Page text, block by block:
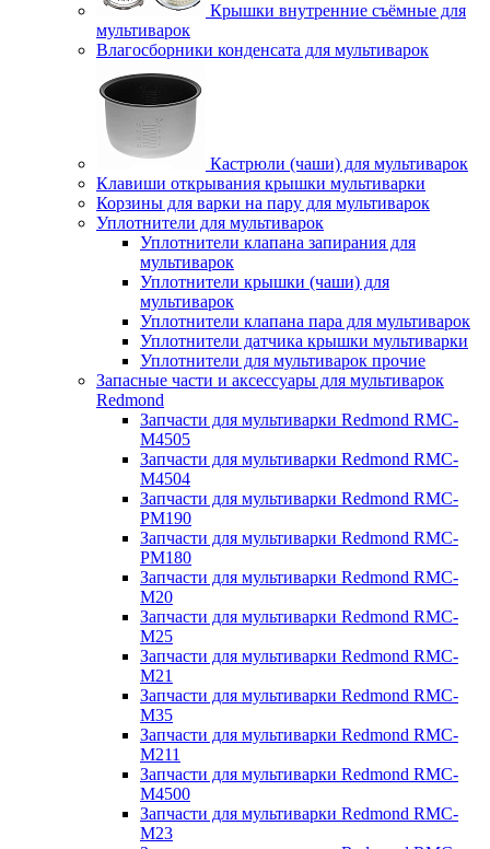
Крышки внутренние съёмные для
мультиварок
Влагосборники конденсата для мультиварок
Кастрюли (чаши) для мультиварок
Клавиши открывания крышки мультиварки
Корзины для варки на пару для мультиварок
Уплотнители для мультиварок
Уплотнители клапана запирания для
мультиварок
Уплотнители крышки (чаши) для
мультиварок
Уплотнители клапана пара для мультиварок
Уплотнители датчика крышки мультиварки
Уплотнители для мультиварок прочие
Запасные части и аксессуары для мультиварок
Redmond
Запчасти для мультиварки Redmond RMC-
M4505
Запчасти для мультиварки Redmond RMC-
M4504
Запчасти для мультиварки Redmond RMC-
PM190
Запчасти для мультиварки Redmond RMC-
PM180
Запчасти для мультиварки Redmond RMC-
M20
Запчасти для мультиварки Redmond RMC-
M25
Запчасти для мультиварки Redmond RMC-
M21
Запчасти для мультиварки Redmond RMC-
M35
Запчасти для мультиварки Redmond RMC-
M211
Запчасти для мультиварки Redmond RMC-
M4500
Запчасти для мультиварки Redmond RMC-
M23